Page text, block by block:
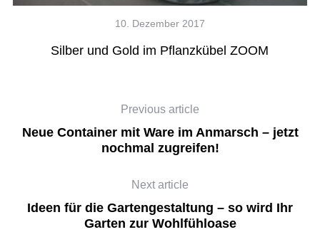
10. Dezember 2017
Silber und Gold im Pflanzkübel ZOOM
Previous article
Neue Container mit Ware im Anmarsch – jetzt
nochmal zugreifen!
Next article
Ideen für die Gartengestaltung – so wird Ihr
Garten zur Wohlfühloase